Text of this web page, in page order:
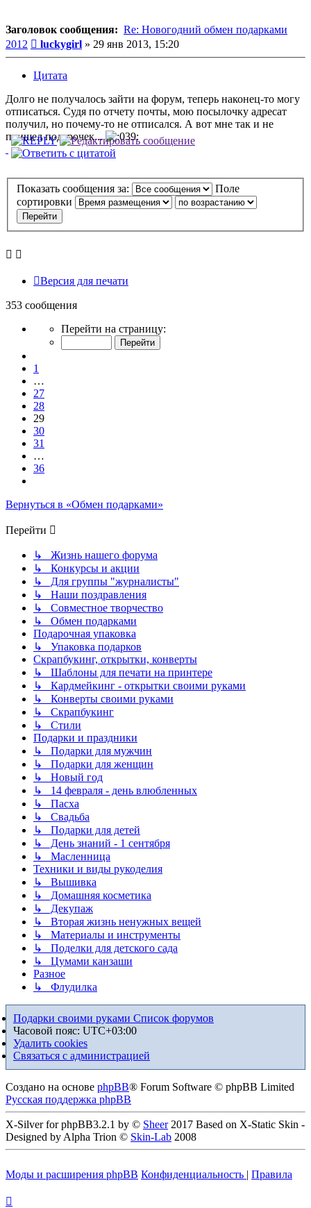
Заголовок сообщения: Re: Новогодний обмен подарками
2012
Сообщение
luckygirl » 29 янв 2013, 15:20
Цитата
Долго не получалось зайти на форум, теперь наконец-то могу
отписаться. Судя по отчету почты, мою посылочку адресат
получил, но почему-то не отписался. А вот мне так и не
пришел подарочек...
Показать сообщения за:
Поле
сортировки
Версия для печати
353 сообщения
Страница
36
Перейти на страницу:
1
…
27
28
29
30
31
…
36
Вернуться в «Обмен подарками»
Перейти
↳ Жизнь нашего форума
↳ Конкурсы и акции
↳ Для группы "журналисты"
↳ Наши поздравления
↳ Совместное творчество
↳ Обмен подарками
Подарочная упаковка
↳ Упаковка подарков
Скрапбукинг, открытки, конверты
↳ Шаблоны для печати на принтере
↳ Кардмейкинг - открытки своими руками
↳ Конверты своими руками
↳ Скрапбукинг
↳ Стили
Подарки и праздники
↳ Подарки для мужчин
↳ Подарки для женщин
↳ Новый год
↳ 14 февраля - день влюбленных
↳ Пасха
↳ Свадьба
↳ Подарки для детей
↳ День знаний - 1 сентября
↳ Масленница
Техники и виды рукоделия
↳ Вышивка
↳ Домашняя косметика
↳ Декупаж
↳ Вторая жизнь ненужных вещей
↳ Материалы и инструменты
↳ Поделки для детского сада
↳ Цумами канзаши
Разное
↳ Флудилка
Подарки своими руками Список форумов
Часовой пояс: UTC+03:00
Удалить cookies
Связаться с администрацией
Создано на основе phpBB® Forum Software © phpBB Limited
Русская поддержка phpBB
X-Silver for phpBB3.2.1 by © Sheer2017 Based on X-Static Skin -
Designed by Alpha Trion © Skin-Lab 2008
Моды и расширения phpBB Конфиденциальность | Правила